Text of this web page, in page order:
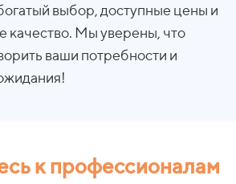
выбор, доступные цены и
качество. Мы уверены, что
ваши потребности и
к профессионалам